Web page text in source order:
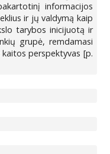
informacijos
ir jų valdymą kaip
tarybos inicijuotą ir
grupė, remdamasi
perspektyvas [p.